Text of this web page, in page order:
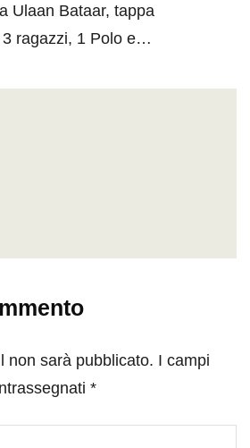
Ulaan Bataar, tappa
ragazzi, 1 Polo e…
non sarà pubblicato. I campi
*